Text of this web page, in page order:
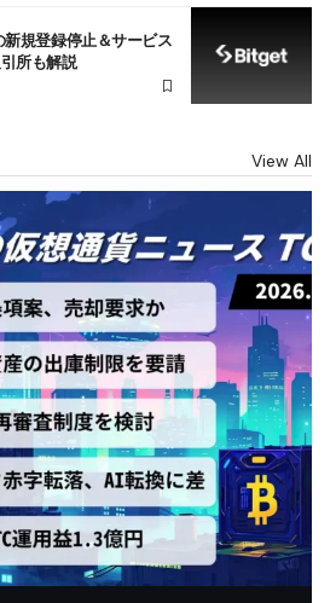
規登録停止＆サービス
所も解説
View All